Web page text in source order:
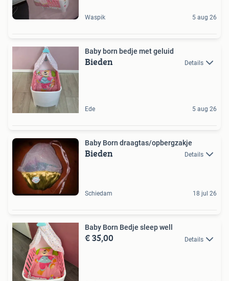
Waspik 5 aug 26
Baby born bedje met geluid
Bieden Details
Ede 5 aug 26
Baby Born draagtas/opbergzakje
Bieden Details
Schiedam 18 jul 26
Baby Born Bedje sleep well
€ 35,00 Details